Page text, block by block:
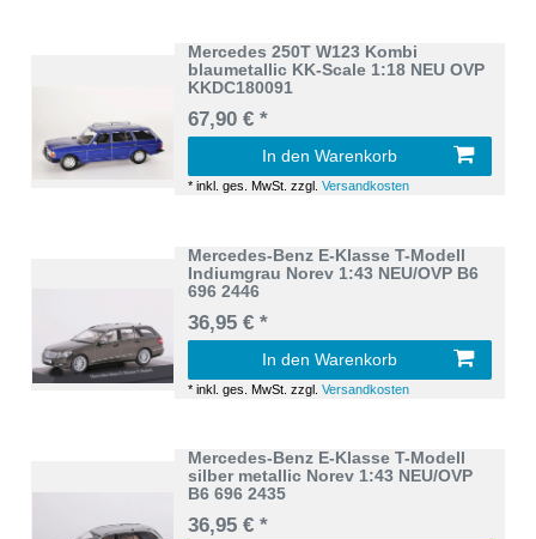
Mercedes 250T W123 Kombi
blaumetallic KK-Scale 1:18 NEU OVP
KKDC180091
67,90 € *
In den Warenkorb
*inkl. ges. MwSt. zzgl.Versandkosten
Mercedes-Benz E-Klasse T-Modell
Indiumgrau Norev 1:43 NEU/OVP B6
696 2446
36,95 € *
In den Warenkorb
*inkl. ges. MwSt. zzgl.Versandkosten
Mercedes-Benz E-Klasse T-Modell
silber metallic Norev 1:43 NEU/OVP
B6 696 2435
36,95 € *